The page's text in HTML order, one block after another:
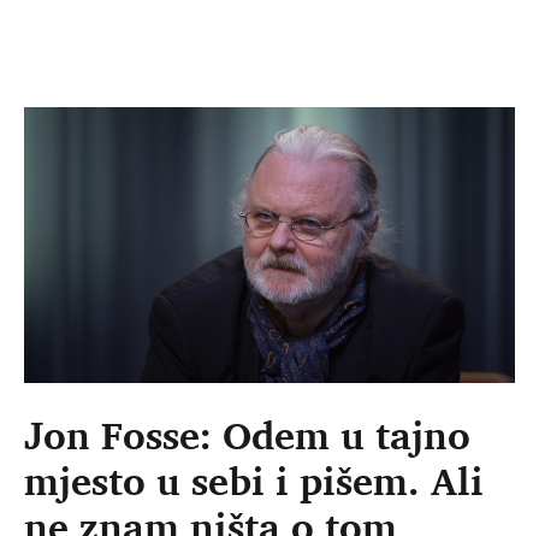
Jon Fosse: Odem u tajno
mjesto u sebi i pišem. Ali